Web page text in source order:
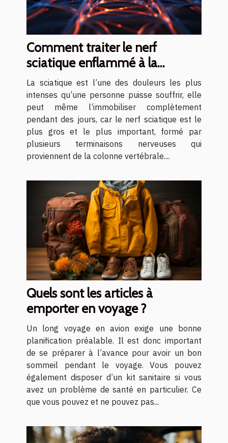
Comment traiter le nerf
sciatique enflammé à la
maison ?
La sciatique est l’une des douleurs les plus
intenses qu’une personne puisse souffrir, elle
peut même l’immobiliser complètement
pendant des jours, car le nerf sciatique est le
plus gros et le plus important, formé par
plusieurs terminaisons nerveuses qui
proviennent de la colonne vertébrale....
Quels sont les articles à
emporter en voyage ?
Un long voyage en avion exige une bonne
planification préalable. Il est donc important
de se préparer à l’avance pour avoir un bon
sommeil pendant le voyage. Vous pouvez
également disposer d’un kit sanitaire si vous
avez un problème de santé en particulier. Ce
que vous pouvez et ne pouvez pas...